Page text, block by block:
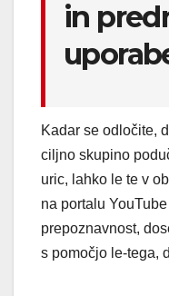
in
Kadar se odločite,
ciljno skupino
uric, lahko le te v
na portalu
prepoznavnost,
s pomočjo le-tega,